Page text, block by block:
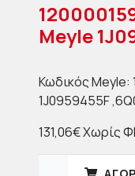
Meyle
Κωδικός Μeyle:
1J0959455F
131,06€Χωρίς